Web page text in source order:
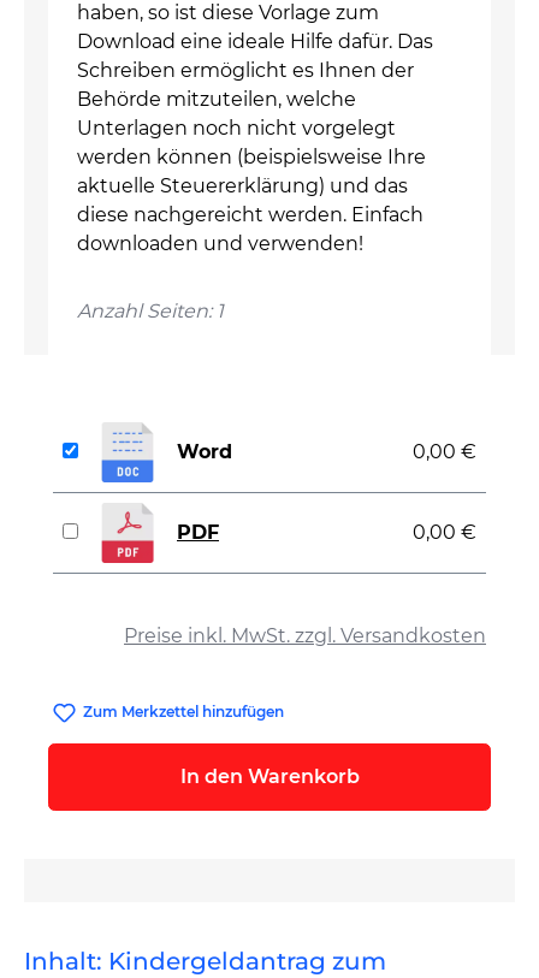
haben, so ist diese Vorlage zum
Download eine ideale Hilfe dafür. Das
Schreiben ermöglicht es Ihnen der
Behörde mitzuteilen, welche
Unterlagen noch nicht vorgelegt
werden können (beispielsweise Ihre
aktuelle Steuererklärung) und das
diese nachgereicht werden. Einfach
downloaden und verwenden!
Anzahl Seiten: 1
Preise inkl. MwSt. zzgl. Versandkosten
Word 0,00 €
PDF 0,00 €
Zum Merkzettel hinzufügen
In den Warenkorb
Inhalt: Kindergeldantrag zum